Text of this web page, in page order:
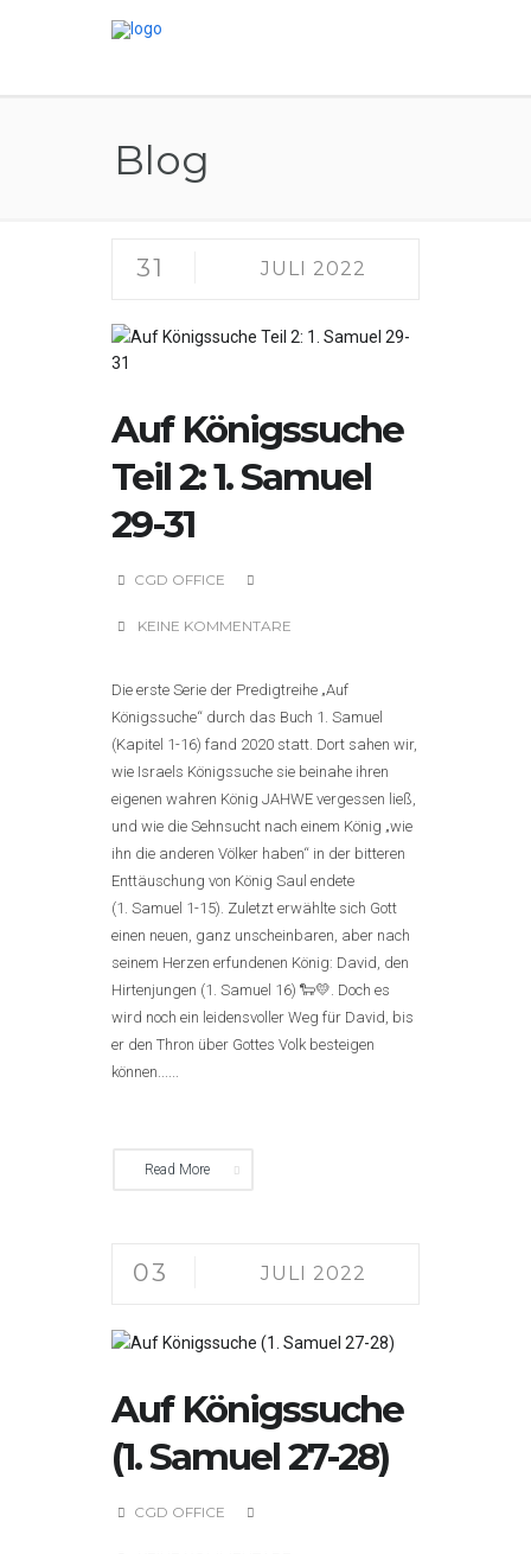
Blog
31 JULI 2022
Auf Königssuche
Teil 2: 1. Samuel
29-31
CGD OFFICE
KEINE KOMMENTARE
Die erste Serie der Predigtreihe „Auf
Königssuche“ durch das Buch 1. Samuel
(Kapitel 1-16) fand 2020 statt. Dort sahen wir,
wie Israels Königssuche sie beinahe ihren
eigenen wahren König JAHWE vergessen ließ,
und wie die Sehnsucht nach einem König „wie
ihn die anderen Völker haben“ in der bitteren
Enttäuschung von König Saul endete
(1. Samuel 1-15). Zuletzt erwählte sich Gott
einen neuen, ganz unscheinbaren, aber nach
seinem Herzen erfundenen König: David, den
Hirtenjungen (1. Samuel 16) 🐑💛. Doch es
wird noch ein leidensvoller Weg für David, bis
er den Thron über Gottes Volk besteigen
können......
Read More
03 JULI 2022
Auf Königssuche
(1. Samuel 27-28)
CGD OFFICE